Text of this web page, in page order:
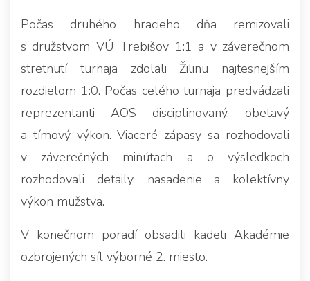
Počas druhého hracieho dňa remizovali
s družstvom VÚ Trebišov 1:1 a v záverečnom
stretnutí turnaja zdolali Žilinu najtesnejším
rozdielom 1:0. Počas celého turnaja predvádzali
reprezentanti AOS disciplinovaný, obetavý
a tímový výkon. Viaceré zápasy sa rozhodovali
v záverečných minútach a o výsledkoch
rozhodovali detaily, nasadenie a kolektívny
výkon mužstva.
V konečnom poradí obsadili kadeti Akadémie
ozbrojených síl výborné 2. miesto.